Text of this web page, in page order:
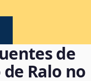
de
Ralo no